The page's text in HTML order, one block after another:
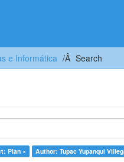
e Informática Search
Plan × Author: Tupac Yupanqui